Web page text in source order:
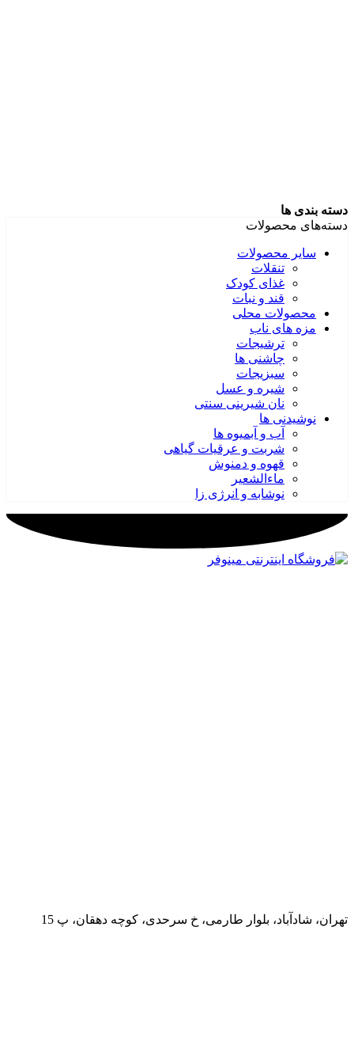
دسته بندی ها
دسته‌های محصولات
سایر محصولات
تنقلات
غذای کودک
قند و نبات
محصولات محلی
مزه های ناب
ترشیجات
چاشنی ها
سبزیجات
شیره و عسل
نان شیرینی سنتی
نوشیدنی ها
آب و آبمیوه ها
شربت و عرقیات گیاهی
قهوه و دمنوش
ماءالشعیر
نوشابه و انرژی زا
تهران، شادآباد، بلوار طارمی، خ سرحدی، کوچه دهقان، پ 15